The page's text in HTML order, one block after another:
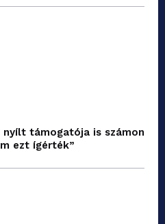
támogatója is számon
ezt ígérték”